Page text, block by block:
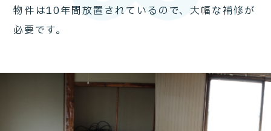
物件は10年間放置されているので、大幅な補修が
必要です。